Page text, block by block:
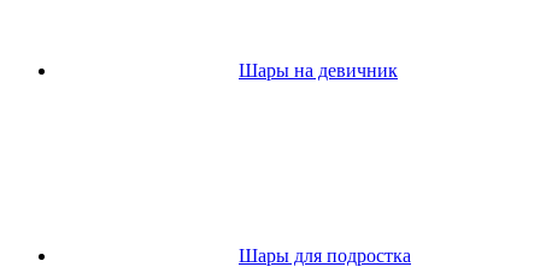
Шары на девичник
Шары для подростка